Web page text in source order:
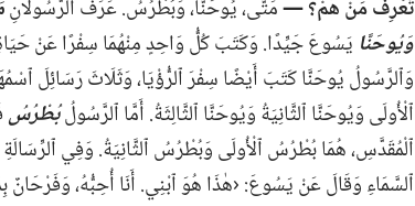
تَعْرِفُ مَنْ هُمْ؟‏ —‏مَتَّى،‏ يُوحَنَّا،‏ وَبُطْرُسُ.‏ عَرَفَ ٱلرَّسُولَانِ
وَيُوحَنَّا يَسُوعَ جَيِّدًا.‏ وَكَتَبَ كُلُّ وَاحِدٍ مِنْهُمَا سِفْرًا عَنْ
وَٱلرَّسُولُ يُوحَنَّا كَتَبَ أَيْضًا سِفْرَ ٱلرُّؤْيَا،‏ وَثَلَاثَ رَسَائِلَ
ٱلْأُولَى وَيُوحَنَّا ٱلثَّانِيَةُ وَيُوحَنَّا ٱلثَّالِثَةُ.‏ أَمَّا ٱلرَّسُولُبُطْرُسُ
ٱلْمُقَدَّسِ،‏ هُمَا بُطْرُسُ ٱلْأُولَى وَبُطْرُسُ ٱلثَّانِيَةُ.‏ وَفِي
ٱلسَّمَاءِ وَقَالَ عَنْ يَسُوعَ:‏ ‹هٰذَا هُوَ ٱبْنِي.‏ أَنَا أُحِبُّهُ،‏ وَفَرْحَانٌ